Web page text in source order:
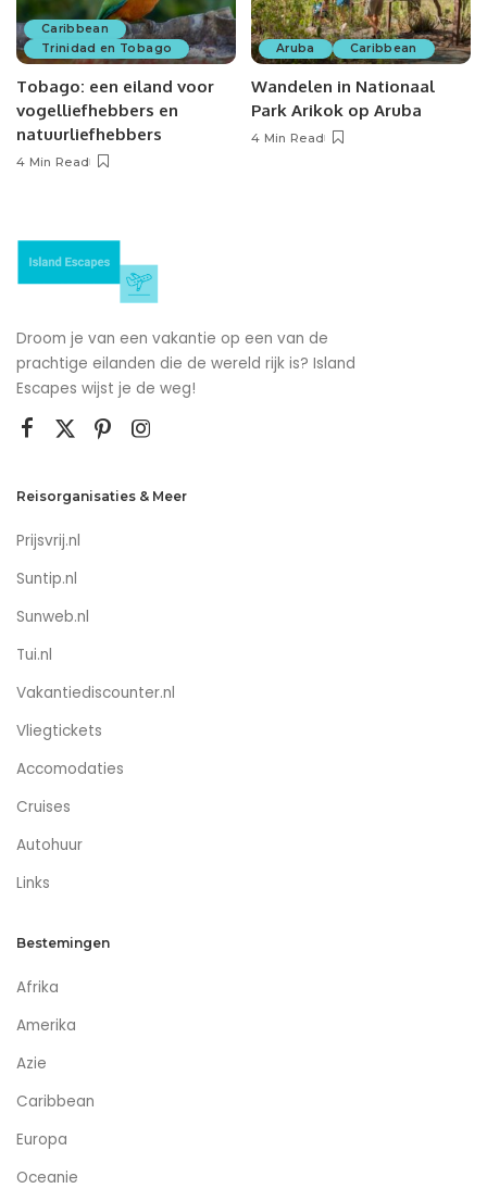
Caribbean
Trinidad en Tobago
Tobago: een eiland voor
vogelliefhebbers en
natuurliefhebbers
4 Min Read
Aruba Caribbean
Wandelen in Nationaal
Park Arikok op Aruba
4 Min Read
Droom je van een vakantie op een van de
prachtige eilanden die de wereld rijk is? Island
Escapes wijst je de weg!
Reisorganisaties & Meer
Prijsvrij.nl
Suntip.nl
Sunweb.nl
Tui.nl
Vakantiediscounter.nl
Vliegtickets
Accomodaties
Cruises
Autohuur
Links
Bestemingen
Afrika
Amerika
Azie
Caribbean
Europa
Oceanie